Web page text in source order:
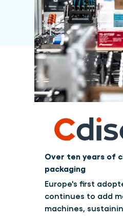
Over ten years of
packaging
Europe's first
continues to add
machines,